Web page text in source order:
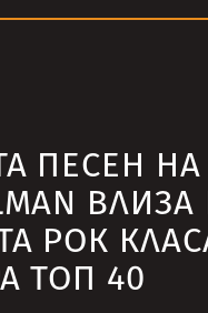
ПЕСЕН НА
РОК
ТОП 40